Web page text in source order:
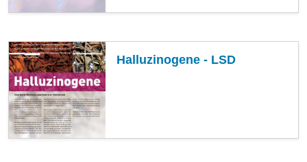
Halluzinogene - LSD